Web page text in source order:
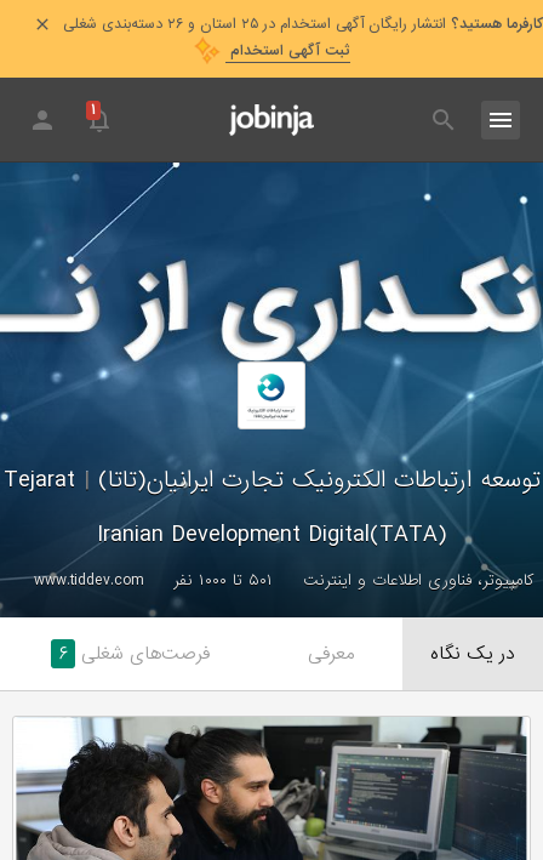
کارفرما هستید؟ انتشار رایگان آگهی استخدام در ۲۵ استان و ۲۶ دسته‌بندی شغلی
ثبت آگهی استخدام
۱
توسعه ارتباطات الکترونیک تجارت ایرانیان(تاتا) |
Tejarat
Iranian Development Digital(TATA)
کامپیوتر، فناوری اطلاعات و اینترنت ۵۰۱ تا ۱۰۰۰ نفر www.tiddev.com
در یک نگاه معرفی فرصت‌های شغلی ۶